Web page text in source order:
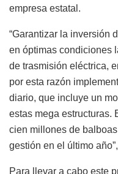
empresa estatal.
“Garantizar la inversión
en óptimas condiciones
de trasmisión eléctrica,
por esta razón
diario, que incluye un
estas mega estructuras.
cien millones de
gestión en el último
Para llevar a cabo este